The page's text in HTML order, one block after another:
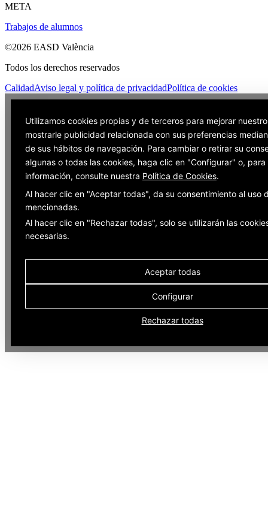
META
Trabajos de alumnos
©2026 EASD València
Todos los derechos reservados
CalidadAviso legal y política de privacidadPolítica de cookies
Utilizamos cookies propias y de terceros para mejorar
mostrarle publicidad relacionada con sus preferencias
de sus hábitos de navegación. Para cambiar o retirar su
algunas o todas las cookies, haga clic en "Configurar" o, para
información, consulte nuestra Política de Cookies.
Al hacer clic en "Aceptar todas", da su consentimiento al uso
mencionadas.
Al hacer clic en "Rechazar todas", solo se utilizarán las
necesarias.
Aceptar todas
Configurar
Rechazar todas